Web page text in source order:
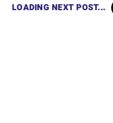
LOADING NEXT POST...